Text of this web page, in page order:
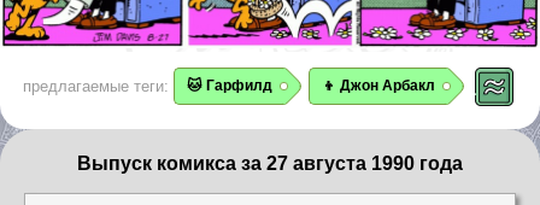
предлагаемые теги: 🐱 Гарфилд 👦 Джон Арбакл
Выпуск комикса за 27 августа 1990 года